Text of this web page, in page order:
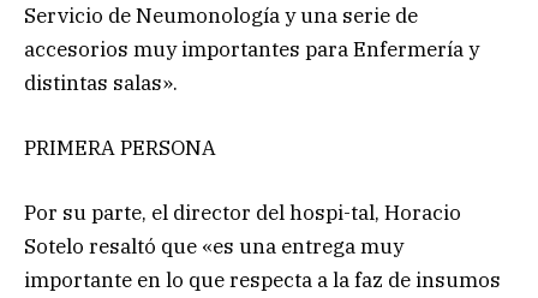
Servicio de Neumonología y una serie de
accesorios muy importantes para Enfermería y
distintas salas».
PRIMERA PERSONA
Por su parte, el director del hospi-tal, Horacio
Sotelo resaltó que «es una entrega muy
importante en lo que respecta a la faz de insumos